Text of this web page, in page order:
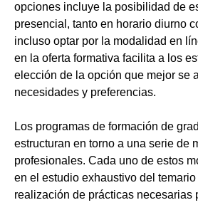
opciones incluye la posibilidad de
presencial, tanto en horario diurno
incluso optar por la modalidad en
en la oferta formativa facilita a los
elección de la opción que mejor se
necesidades y preferencias.
Los programas de formación de
estructuran en torno a una serie de
profesionales. Cada uno de estos
en el estudio exhaustivo del
realización de prácticas necesarias